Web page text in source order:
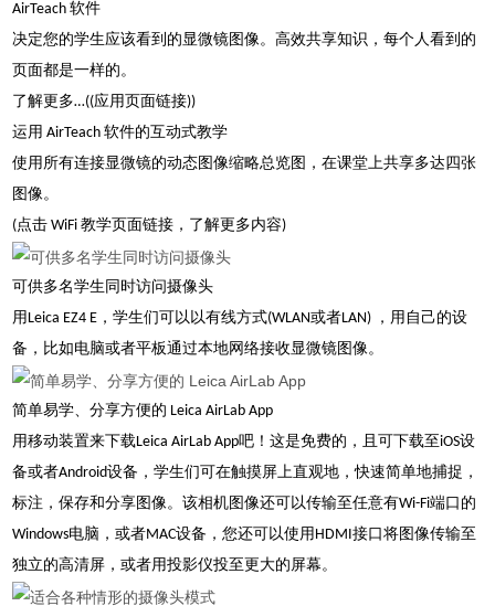
AirTeach 软件
决定您的学生应该看到的显微镜图像。高效共享知识，每个人看到的
页面都是一样的。
了解更多…((应用页面链接))
运用 AirTeach 软件的互动式教学
使用所有连接显微镜的动态图像缩略总览图，在课堂上共享多达四张
图像。
(点击 WiFi 教学页面链接，了解更多内容)
可供多名学生同时访问摄像头
用Leica EZ4 E，学生们可以以有线方式(WLAN或者LAN) ，用自己的设
备，比如电脑或者平板通过本地网络接收显微镜图像。
简单易学、分享方便的 Leica AirLab App
用移动装置来下载Leica AirLab App吧！这是免费的，且可下载至iOS设
备或者Android设备，学生们可在触摸屏上直观地，快速简单地捕捉，
标注，保存和分享图像。该相机图像还可以传输至任意有Wi-Fi端口的
Windows电脑，或者MAC设备，您还可以使用HDMI接口将图像传输至
独立的高清屏，或者用投影仪投至更大的屏幕。